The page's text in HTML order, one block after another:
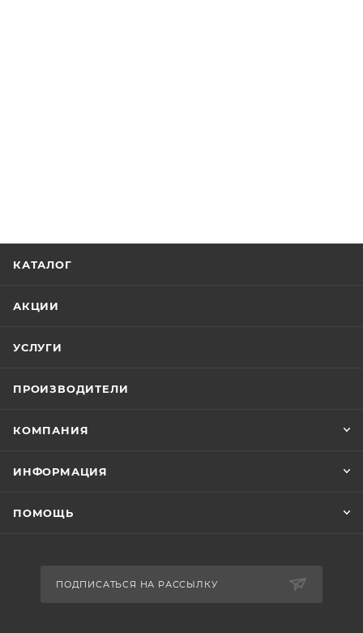
КАТАЛОГ
АКЦИИ
УСЛУГИ
ПРОИЗВОДИТЕЛИ
КОМПАНИЯ
ИНФОРМАЦИЯ
ПОМОЩЬ
ПОДПИСАТЬСЯ НА РАССЫЛКУ